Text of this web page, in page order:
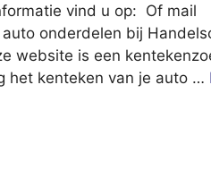
vind u op: Of mail
onderdelen bij
website is een
het kenteken van je auto …